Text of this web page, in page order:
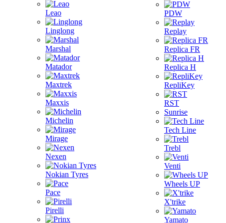
Leao
Linglong
Marshal
Matador
Maxtrek
Maxxis
Michelin
Mirage
Nexen
Nokian Tyres
Pace
Pirelli
PDW
Replay
Replica FR
Replica H
RepliKey
RST
Sunrise
Tech Line
Trebl
Venti
Wheels UP
X'trike
Yamato